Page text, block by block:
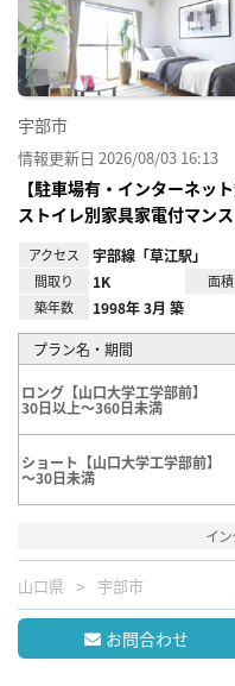
宇部市
情報更新日 2026/08/03 16:13
【駐車場有・インターネッ
ストイレ別家具家電付マン
アクセス 宇部線「草江駅」
間取り 1K 面積
築年数 1998年 3月 築
プラン名・期間
ロング【山口大学工学部前】
30日以上～360日未満
ショート【山口大学工学部前】
～30日未満
イ
山口県 宇部市
お問合わせ